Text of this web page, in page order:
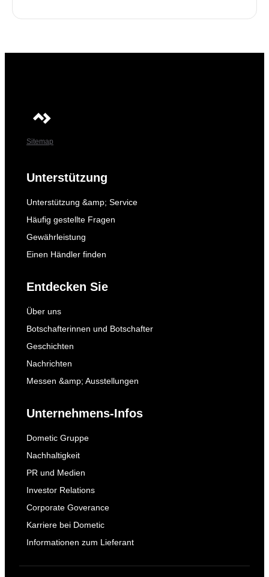
Sitemap
Unterstützung
Unterstützung &amp; Service
Häufig gestellte Fragen
Gewährleistung
Einen Händler finden
Entdecken Sie
Über uns
Botschafterinnen und Botschafter
Geschichten
Nachrichten
Messen &amp; Ausstellungen
Unternehmens-Infos
Dometic Gruppe
Nachhaltigkeit
PR und Medien
Investor Relations
Corporate Goverance
Karriere bei Dometic
Informationen zum Lieferant